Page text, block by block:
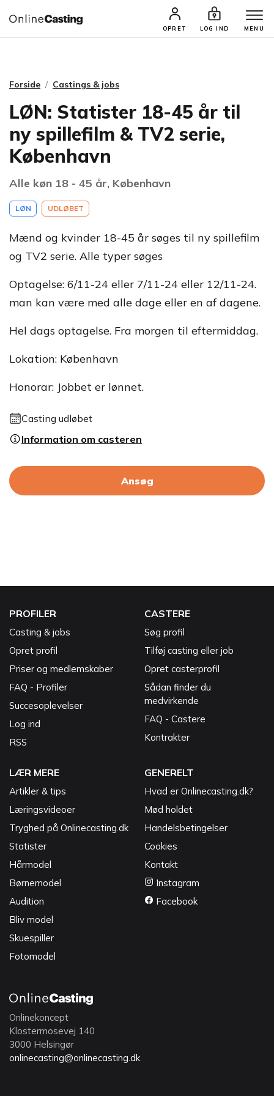
OPRET LOG IND MENU
CASTINGS & JOBS SØG PROFIL
Forside Castings & jobs
LØN: Statister 18-45 år til
ny spillefilm & TV2 serie,
København
Alle køn 18 - 45 år, København
LØN UDLØBET
Mænd og kvinder 18-45 år søges til ny spillefilm
og TV2 serie. Alle typer søges
Optagelse: 6/11-24 eller 7/11-24 eller 12/11-24.
man kan være med alle dage eller en af dagene.
Hel dags optagelse. Fra morgen til eftermiddag.
Lokation: København
Honorar: Jobbet er lønnet.
Casting udløbet
Information om casteren
Ansøg
PROFILER
Casting & jobs
Opret profil
Priser og medlemskaber
FAQ - Profiler
Succesoplevelser
Log ind
RSS
CASTERE
Søg profil
Tilføj casting eller job
Opret casterprofil
Sådan finder du
medvirkende
FAQ - Castere
Kontrakter
LÆR MERE
Artikler & tips
Læringsvideoer
Tryghed på Onlinecasting.dk
Statister
Hårmodel
Børnemodel
Audition
Bliv model
Skuespiller
Fotomodel
GENERELT
Hvad er Onlinecasting.dk?
Mød holdet
Handelsbetingelser
Cookies
Kontakt
Instagram
Facebook
Onlinekoncept
Klostermosevej 140
3000 Helsingør
onlinecasting@onlinecasting.dk